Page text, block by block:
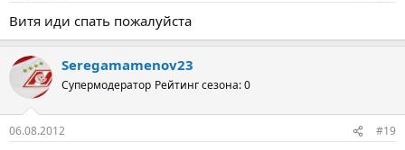
Витя иди спать пожалуйста
Seregamamenov23
Супермодератор Рейтинг сезона: 0
06.08.2012 #19